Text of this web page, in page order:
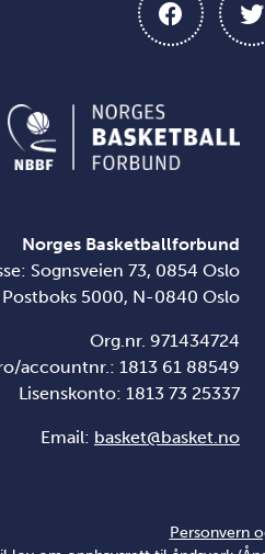
Norges Basketballforbund
Sognsveien 73, 0854 Oslo
Postboks 5000, N-0840 Oslo
Org.nr. 971434724
accountnr.: 1813 61 88549
Lisenskonto: 1813 73 25337
Email: basket@basket.no
Personvern